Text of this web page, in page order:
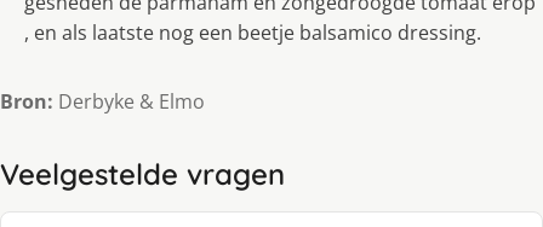
, en als laatste nog een beetje balsamico dressing.
Bron: Derbyke & Elmo
Veelgestelde vragen